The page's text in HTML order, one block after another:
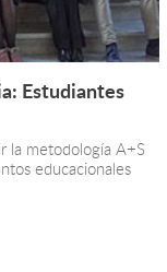
Estudiantes
la metodología A+S
educacionales